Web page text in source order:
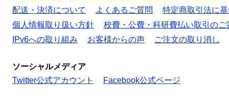
配送・決済について
よくあるご質問
特定商取引法に
個人情報取り扱い方針
校費・公費・科研費払い取引のご
IPv6への取り組み
お客様からの声 ご注文の取り消し
ソーシャルメディア
Twitter公式アカウント
Facebook公式ページ